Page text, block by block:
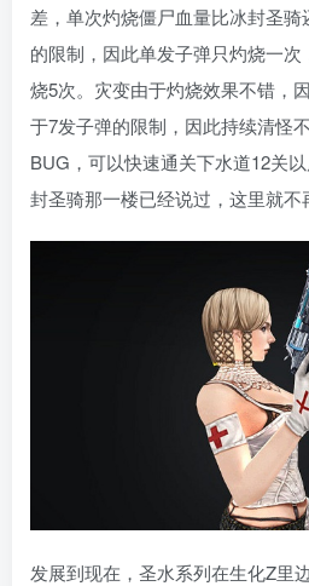
差，单次灼烧僵尸血量比冰封圣
的限制，因此单发子弹只灼烧一
烧5次。灾变由于灼烧效果不错，
于7发子弹的限制，因此持续清怪
BUG，可以快速通关下水道12关
封圣骑那一楼已经说过，这里就不
发展到现在，圣水系列在生化Z里